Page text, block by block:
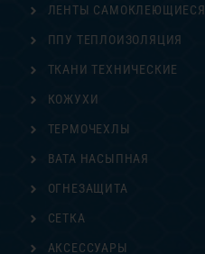
ЛЕНТЫ САМОКЛЕЮЩИЕСЯ
ППУ ТЕПЛОИЗОЛЯЦИЯ
ТКАНИ ТЕХНИЧЕСКИЕ
КОЖУХИ
ТЕРМОЧЕХЛЫ
ВАТА НАСЫПНАЯ
ОГНЕЗАЩИТА
СЕТКА
АКСЕССУАРЫ